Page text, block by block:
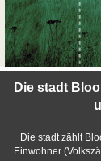
Die stadt
Die stadt zählt
Einwohner